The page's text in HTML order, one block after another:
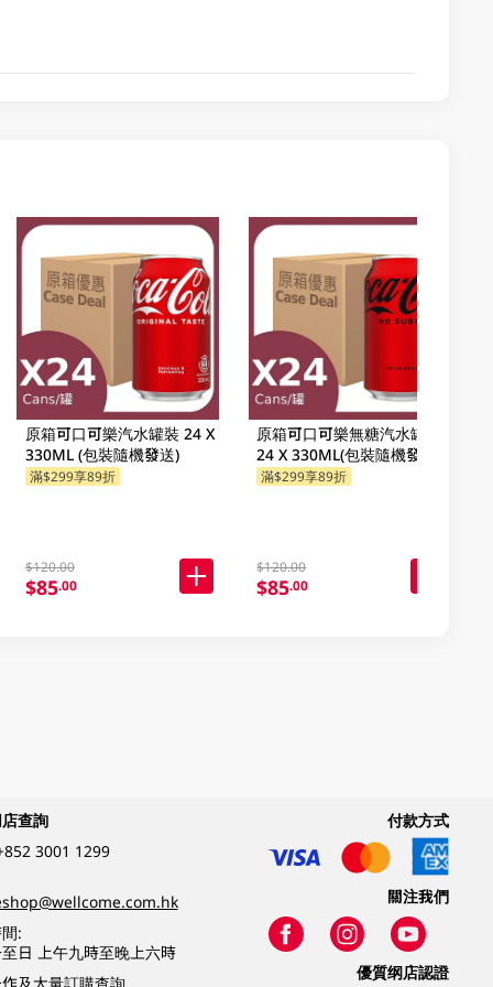
原箱可口可樂汽水罐裝 24 X
330ML (包裝隨機發送)
滿$299享89折
$120.00
$85.00
原箱可口可樂無糖汽水罐裝
24 X 330ML(包裝隨機發送)
滿$299享89折
$120.00
$85.00
查詢
3001 1299
:
日 上午九時至晚上六時
付款方式
關注我們
優質纲店認證